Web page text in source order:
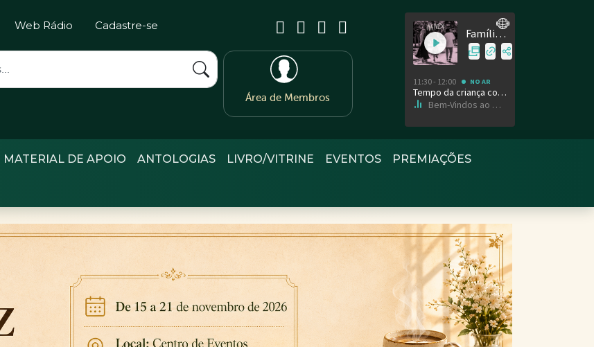
Web Rádio Cadastre-se
Área de Membros
MATERIAL DE APOIO ANTOLOGIAS LIVRO/VITRINE EVENTOS PREMIAÇÕES